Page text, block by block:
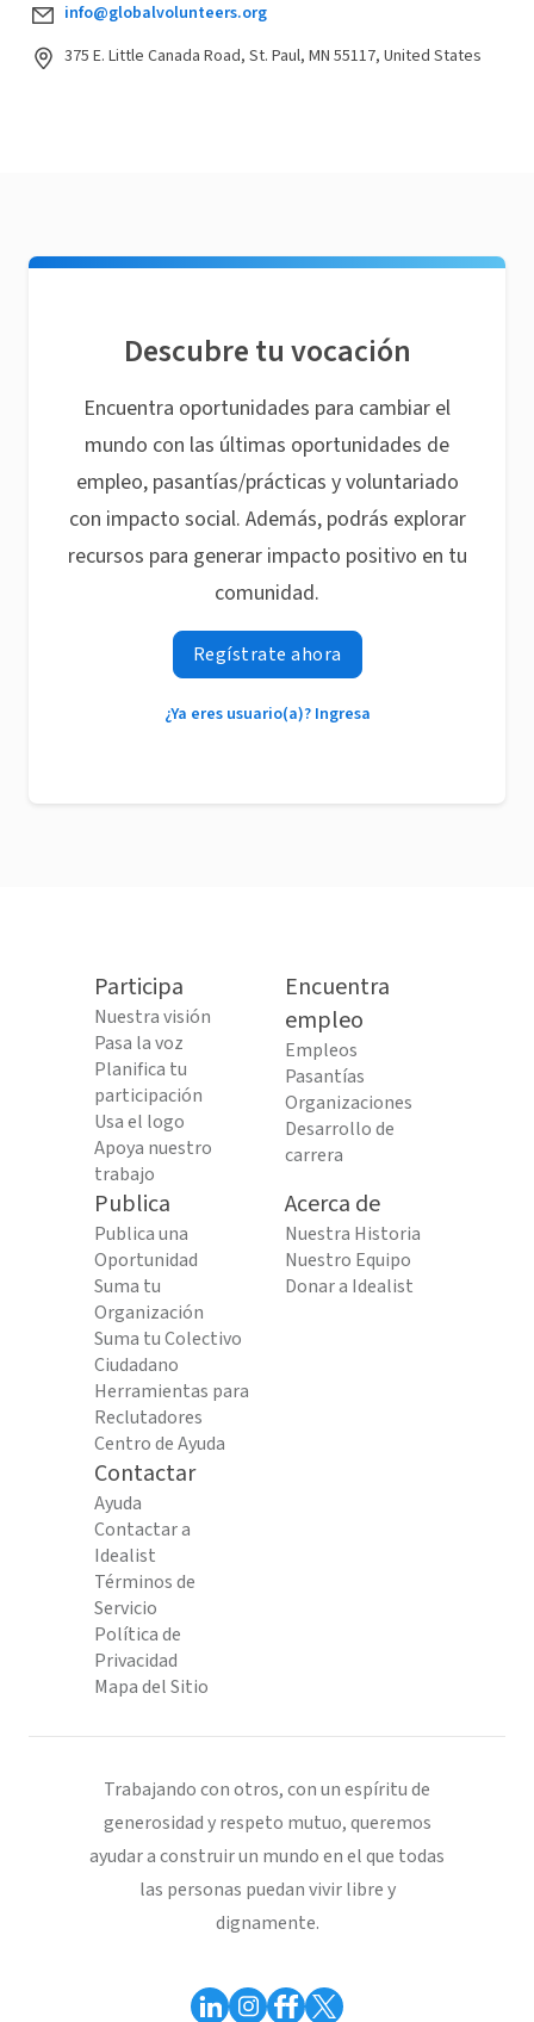
info@globalvolunteers.org
375 E. Little Canada Road, St. Paul, MN 55117, United States
Descubre tu vocación
Encuentra oportunidades para cambiar el
mundo con las últimas oportunidades de
empleo, pasantías/prácticas y voluntariado
con impacto social. Además, podrás explorar
recursos para generar impacto positivo en tu
comunidad.
Regístrate ahora
¿Ya eres usuario(a)? Ingresa
Participa
Nuestra visión
Pasa la voz
Planifica tu
participación
Usa el logo
Apoya nuestro
trabajo
Encuentra
empleo
Empleos
Pasantías
Organizaciones
Desarrollo de
carrera
Publica
Publica una
Oportunidad
Suma tu
Organización
Suma tu Colectivo
Ciudadano
Herramientas para
Reclutadores
Centro de Ayuda
Acerca de
Nuestra Historia
Nuestro Equipo
Donar a Idealist
Contactar
Ayuda
Contactar a
Idealist
Términos de
Servicio
Política de
Privacidad
Mapa del Sitio
Trabajando con otros, con un espíritu de
generosidad y respeto mutuo, queremos
ayudar a construir un mundo en el que todas
las personas puedan vivir libre y
dignamente.